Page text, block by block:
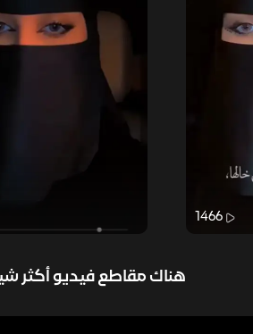
1466
هناك مقاطع فيديو أكثر